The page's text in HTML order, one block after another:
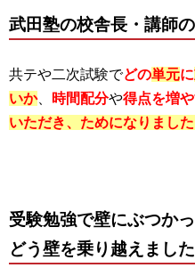
武田塾の校舎長・講師
共テや二次試験でどの単元に
いか、 時間配分や得点を増
いただき、ためになりました
受験勉強で壁にぶつか
どう壁を乗り越えまし